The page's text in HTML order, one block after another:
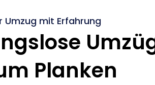
Umzug mit Erfahrung
Planken